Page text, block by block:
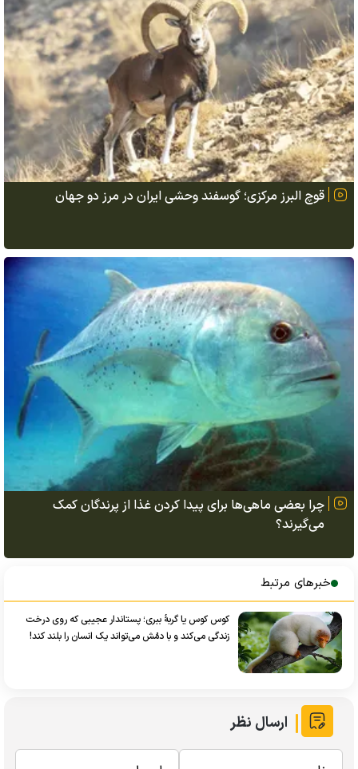
قوچ البرز مرکزی؛ گوسفند وحشی ایران در مرز دو جهان
چرا بعضی ماهی‌ها برای پیدا کردن غذا از پرندگان کمک
می‌گیرند؟
خبرهای مرتبط
کوس کوس یا گربۀ ببری؛ پستاندار عجیبی که روی درخت‌
زندگی می‌کند و با دمُش می‌تواند یک انسان را بلند کند!
ارسال نظر